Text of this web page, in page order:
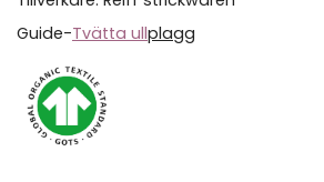
Guide-Tvätta ullplagg